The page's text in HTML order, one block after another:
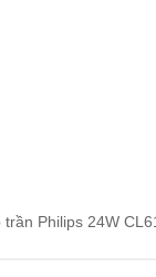
Philips 24W